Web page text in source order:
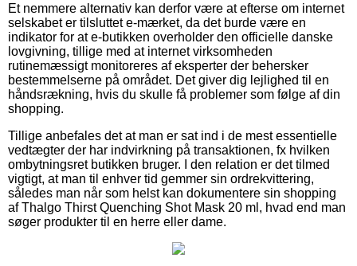
Et nemmere alternativ kan derfor være at efterse om internet
selskabet er tilsluttet e-mærket, da det burde være en
indikator for at e-butikken overholder den officielle danske
lovgivning, tillige med at internet virksomheden
rutinemæssigt monitoreres af eksperter der behersker
bestemmelserne på området. Det giver dig lejlighed til en
håndsrækning, hvis du skulle få problemer som følge af din
shopping.
Tillige anbefales det at man er sat ind i de mest essentielle
vedtægter der har indvirkning på transaktionen, fx hvilken
ombytningsret butikken bruger. I den relation er det tilmed
vigtigt, at man til enhver tid gemmer sin ordrekvittering,
således man når som helst kan dokumentere sin shopping
af Thalgo Thirst Quenching Shot Mask 20 ml, hvad end man
søger produkter til en herre eller dame.